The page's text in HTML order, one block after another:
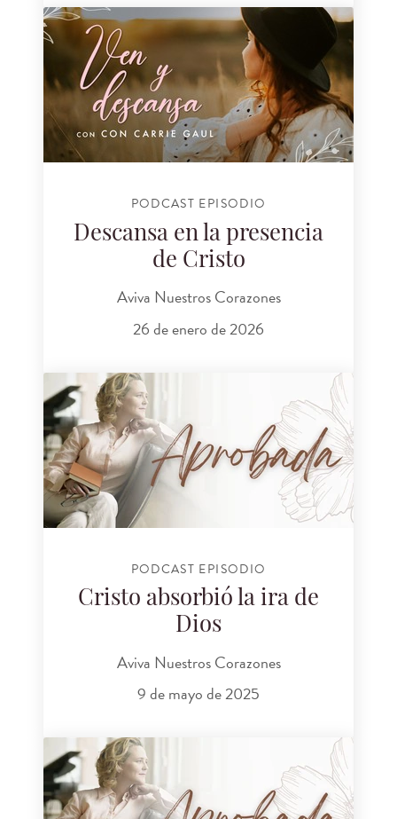
PODCAST EPISODIO
Descansa en la presencia
de Cristo
Aviva Nuestros Corazones
26 de enero de 2026
PODCAST EPISODIO
Cristo absorbió la ira de
Dios
Aviva Nuestros Corazones
9 de mayo de 2025